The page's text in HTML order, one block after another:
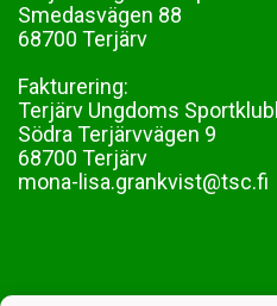
Smedasvägen 88
68700 Terjärv
Fakturering:
Terjärv Ungdoms
Södra Terjärvvägen 9
68700 Terjärv
mona-lisa.grankvist@tsc.fi